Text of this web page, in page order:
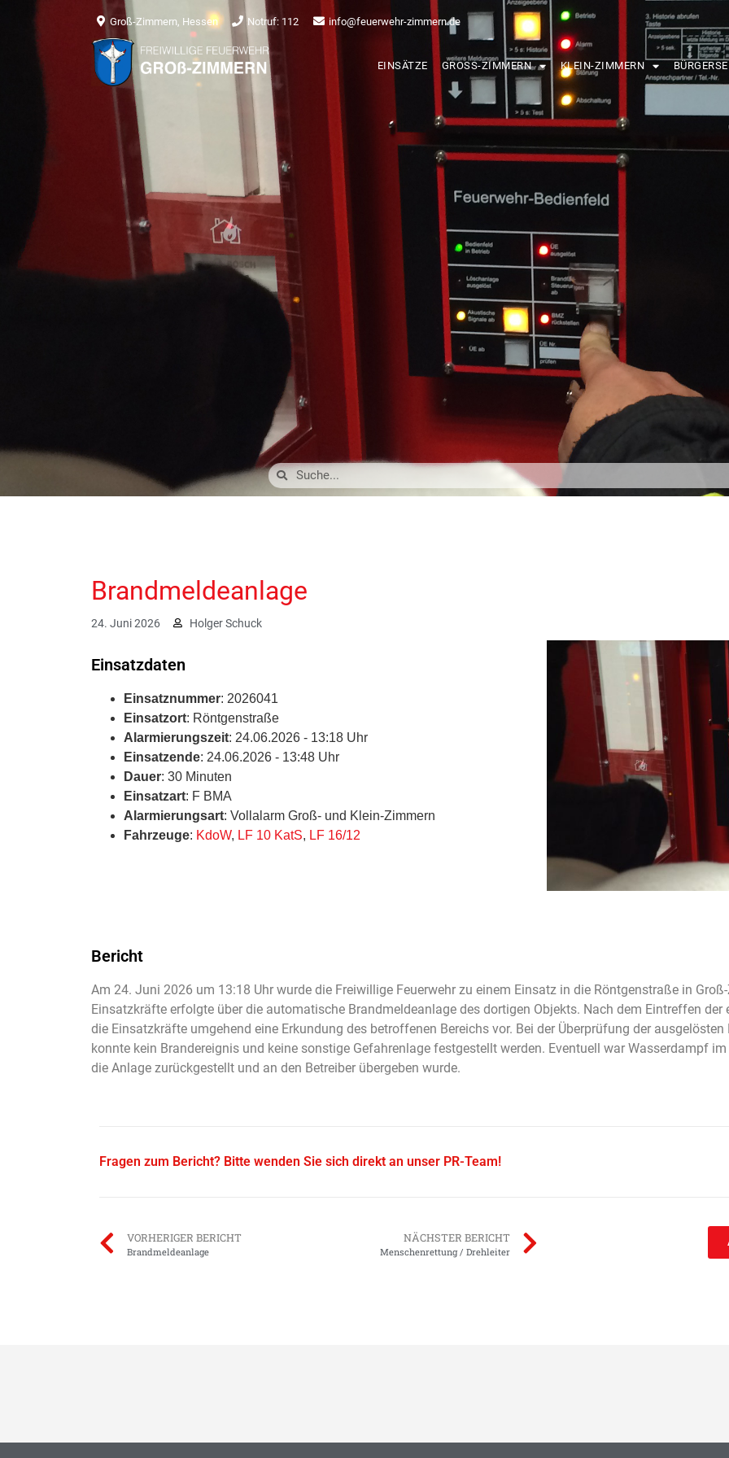
Groß-Zimmern, Hessen Notruf: 112 info@feuerwehr-zimmern.de
EINSÄTZE GROSS-ZIMMERN KLEIN-ZIMMERN
Brandmeldeanlage
24. Juni 2026 Holger Schuck
Einsatzdaten
Einsatznummer: 2026041
Einsatzort: Röntgenstraße
Alarmierungszeit: 24.06.2026 - 13:18 Uhr
Einsatzende: 24.06.2026 - 13:48 Uhr
Dauer: 30 Minuten
Einsatzart: F BMA
Alarmierungsart: Vollalarm Groß- und Klein-Zimmern
Fahrzeuge: KdoW, LF 10 KatS, LF 16/12
Bericht
Am 24. Juni 2026 um 13:18 Uhr wurde die Freiwillige Feuerwehr zu einem Einsatz in die Röntgenstraße in
Einsatzkräfte erfolgte über die automatische Brandmeldeanlage des dortigen Objekts. Nach dem Eintreffen
die Einsatzkräfte umgehend eine Erkundung des betroffenen Bereichs vor. Bei der Überprüfung der
konnte kein Brandereignis und keine sonstige Gefahrenlage festgestellt werden. Eventuell war Wasserdampf
die Anlage zurückgestellt und an den Betreiber übergeben wurde.
Fragen zum Bericht? Bitte wenden Sie sich direkt an unser PR-Team!
VORHERIGER BERICHT
Brandmeldeanlage
NÄCHSTER BERICHT
Menschenrettung / Drehleiter